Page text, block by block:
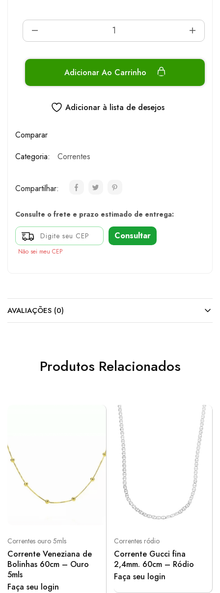
Adicionar Ao Carrinho
Adicionar à lista de desejos
Comparar
Categoria:
Correntes
Compartilhar:
Consulte o frete e prazo estimado de entrega:
Consultar
Não sei meu CEP
AVALIAÇÕES (0)
Produtos Relacionados
Correntes ouro 5mls
Corrente Veneziana de
Bolinhas 60cm – Ouro
5mls
Faça seu login
Correntes ródio
Corrente Gucci fina
2,4mm. 60cm – Ródio
Faça seu login